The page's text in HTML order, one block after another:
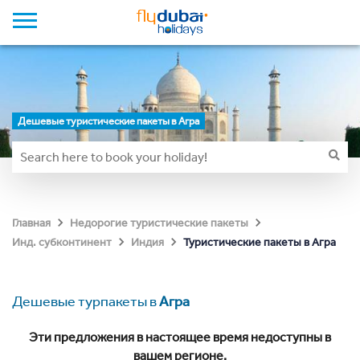
Дешевые туристические пакеты в Агра
Главная
Недорогие туристические пакеты
Инд. субконтинент
Индия Туристические пакеты в Агра
Дешевые турпакеты вАгра
Эти предложения в настоящее время недоступны в
вашем регионе.